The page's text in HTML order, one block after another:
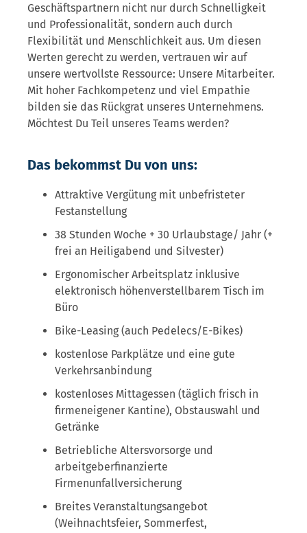
Geschäftspartnern nicht nur durch Schnelligkeit
und Professionalität, sondern auch durch
Flexibilität und Menschlichkeit aus. Um diesen
Werten gerecht zu werden, vertrauen wir auf
unsere wertvollste Ressource: Unsere Mitarbeiter.
Mit hoher Fachkompetenz und viel Empathie
bilden sie das Rückgrat unseres Unternehmens.
Möchtest Du Teil unseres Teams werden?
Das bekommst Du von uns:
Attraktive Vergütung mit unbefristeter
Festanstellung
38 Stunden Woche + 30 Urlaubstage/ Jahr (+
frei an Heiligabend und Silvester)
Ergonomischer Arbeitsplatz inklusive
elektronisch höhenverstellbarem Tisch im
Büro
Bike-Leasing (auch Pedelecs/E-Bikes)
kostenlose Parkplätze und eine gute
Verkehrsanbindung
kostenloses Mittagessen (täglich frisch in
firmeneigener Kantine), Obstauswahl und
Getränke
Betriebliche Altersvorsorge und
arbeitgeberfinanzierte
Firmenunfallversicherung
Breites Veranstaltungsangebot
(Weihnachtsfeier, Sommerfest,